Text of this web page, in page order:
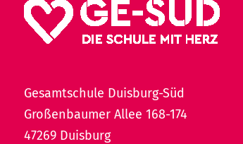
Gesamtschule Duisburg-Süd
Großenbaumer Allee 168-174
47269 Duisburg